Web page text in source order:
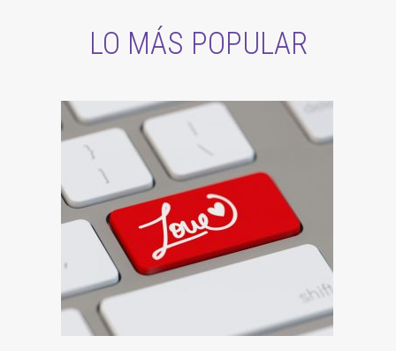
LO MÁS POPULAR